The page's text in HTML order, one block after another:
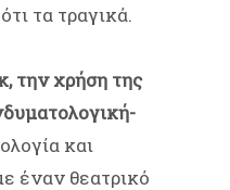
τα τραγικά.
την χρήση της
και
έναν θεατρικό